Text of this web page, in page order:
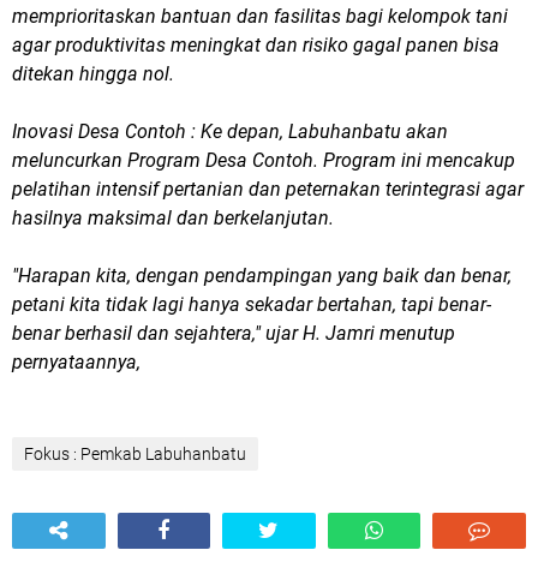
memprioritaskan bantuan dan fasilitas bagi kelompok tani
agar produktivitas meningkat dan risiko gagal panen bisa
ditekan hingga nol.
Inovasi Desa Contoh : Ke depan, Labuhanbatu akan
meluncurkan Program Desa Contoh. Program ini mencakup
pelatihan intensif pertanian dan peternakan terintegrasi agar
hasilnya maksimal dan berkelanjutan.
​"Harapan kita, dengan pendampingan yang baik dan benar,
petani kita tidak lagi hanya sekadar bertahan, tapi benar-
benar berhasil dan sejahtera," ujar H. Jamri menutup
pernyataannya,
Fokus : Pemkab Labuhanbatu